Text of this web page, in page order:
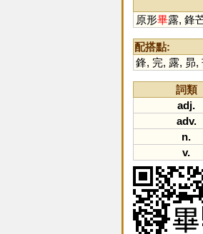
原形畢露, 鋒
配搭點:
鋒, 完, 露, 昴,
詞類
adj.
adv.
n.
v.